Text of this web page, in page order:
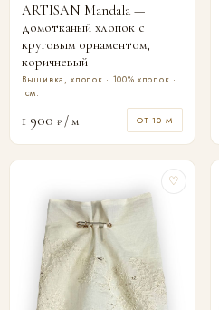
ARTISAN Mandala —
домотканый хлопок с
круговым орнаментом,
коричневый
Вышивка, хлопок · 100% хлопок ·
см.
1 900 ₽ / м ОТ 10 М
♡